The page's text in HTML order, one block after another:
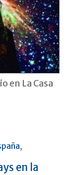
en La Casa
,
en la